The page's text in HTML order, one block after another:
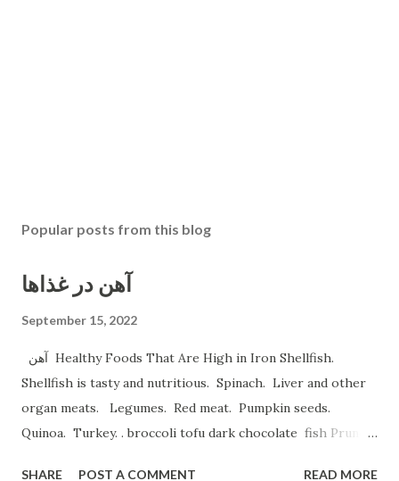
Popular posts from this blog
آهن در غذاها
September 15, 2022
Shellfish is tasty and nutritious. Spinach. Liver and other
organ meats. Legumes. Red meat. Pumpkin seeds.
Quinoa. Turkey. . broccoli tofu dark chocolate fish Prune
SHARE POST A COMMENT READ MORE